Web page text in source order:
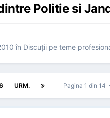
Politie si
în Discuţii pe teme
6 URM. Pagina 1 din 14